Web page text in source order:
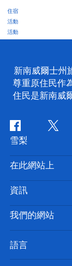
住宿
活動
活動
新南威爾士州
尊重原住民作
住民是新南威
Facebook嘰
喳
喳
雪梨
聯絡我們
免責聲明
隱私
Cookie 通知
在此網站上
目的地
要做的事情
新南威爾士州公路
活動
住宿
資訊
旅行資訊
無障礙雪梨
列出您的業務
我們的網站
語言